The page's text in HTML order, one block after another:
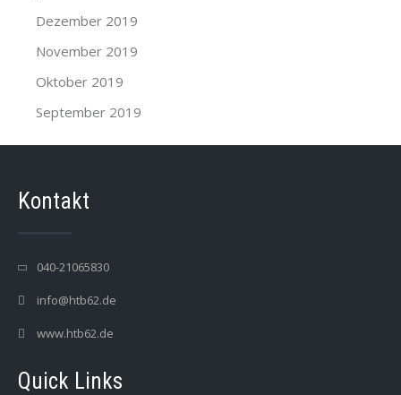
Dezember 2019
November 2019
Oktober 2019
September 2019
Kontakt
040-21065830
info@htb62.de
www.htb62.de
Quick Links